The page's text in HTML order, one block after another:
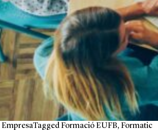
EmpresaTaggedFormació EUFB, Formatic